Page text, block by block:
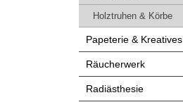
Holztruhen & Körbe
Papeterie & Kreatives
Räucherwerk
Radiästhesie